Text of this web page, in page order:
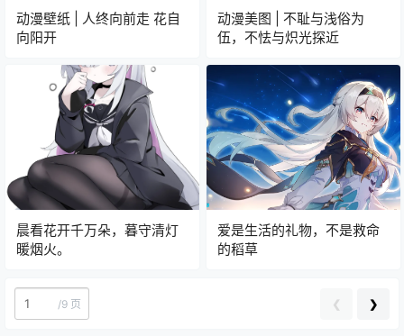
动漫壁纸 | 人终向前走 花自
向阳开
动漫美图 | 不耻与浅俗为
伍，不怯与炽光探近
晨看花开千万朵，暮守清灯
暖烟火。
爱是生活的礼物，不是救命
的稻草
/9 页 ❮ ❯